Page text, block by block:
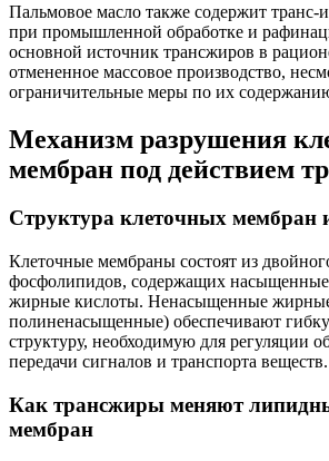
Пальмовое масло также содержит транс-
при промышленной обработке и
основной источник трансжиров в
отмененное массовое производство,
ограничительные меры по их
Механизм разрушения
мембран под действием
Структура клеточных мембран
Клеточные мембраны состоят из
фосфолипидов, содержащих
жирные кислоты. Ненасыщенные
полиненасыщенные) обеспечивают
структуру, необходимую для регуляции
передачи сигналов и транспорта веществ.
Как трансжиры меняют
мембран